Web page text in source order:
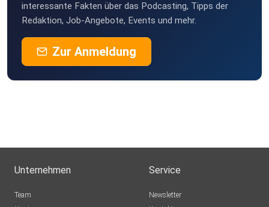
interessante Fakten über das Podcasting, Tipps der
Redaktion, Job-Angebote, Events und mehr.
Zur Anmeldung
Unternehmen
Team
Service
Newsletter